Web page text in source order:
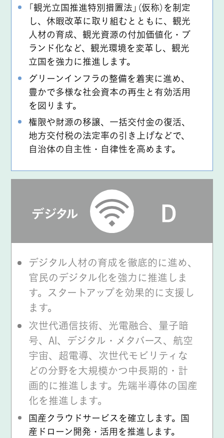
「観光立国推進特別措置法」（仮称）を制定
し、休暇改革に取り組むとともに、観光
人材の育成、観光資源の付加価値化・ブ
ランド化など、観光環境を変革し、観光
立国を強力に推進します。
グリーンインフラの整備を着実に進め、
豊かで多様な社会資本の再生と有効活用
を図ります。
権限や財源の移譲、一括交付金の復活、
地方交付税の法定率の引き上げなどで、
自治体の自主性・自律性を高めます。
デジタル人材の育成を徹底的に進め、
官民のデジタル化を強力に推進しま
す。スタートアップを効果的に支援し
ます。
次世代通信技術、光電融合、量子暗
号、AI、デジタル・メタバース、航空
宇宙、超電導、次世代モビリティな
どの分野を大規模かつ中長期的・計
画的に推進します。先端半導体の国産
化を推進します。
国産クラウドサービスを確立します。国
産ドローン開発・活用を推進します。